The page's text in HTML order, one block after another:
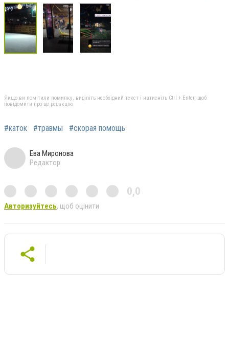
Якщо ви помітили помилку, виділіть необхідний текст і натисніть Ctrl + Enter, щоб
повідомити про це редакцію
#каток #травмы #скорая помощь
Ева Миронова
Редактор
0,0
Авторизуйтесь, щоб оцінити